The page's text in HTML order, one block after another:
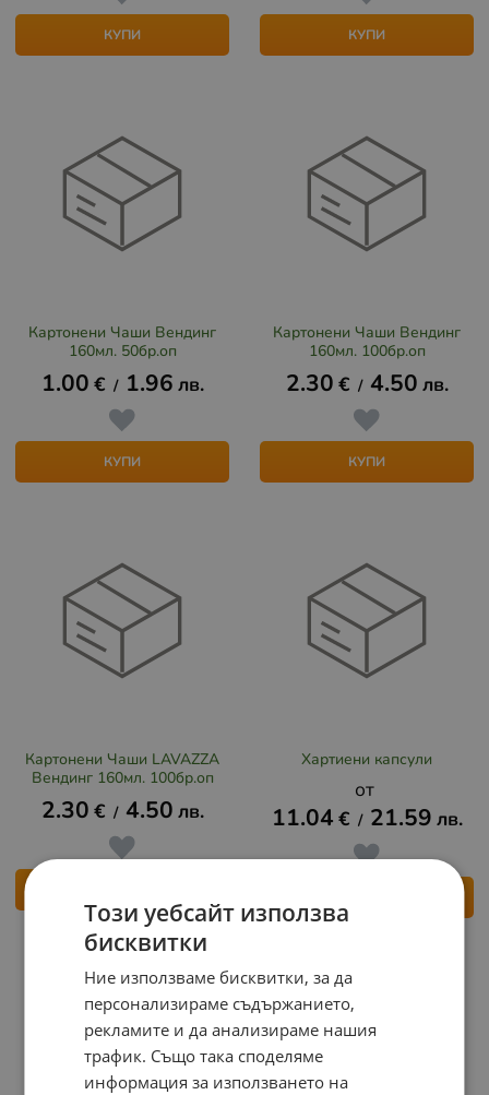
КУПИ КУПИ
Картонени Чаши Вендинг
160мл. 50бр.оп
1.00 € / 1.96 лв.
КУПИ
Картонени Чаши Вендинг
160мл. 100бр.оп
2.30 € / 4.50 лв.
КУПИ
Картонени Чаши LAVAZZA
Вендинг 160мл. 100бр.оп
2.30 € / 4.50 лв.
Хартиени капсули
11.04 € / 21.59 лв.
Този уебсайт използва
бисквитки
Ние използваме бисквитки, за да
персонализираме съдържанието,
рекламите и да анализираме нашия
трафик. Също така споделяме
информация за използването на